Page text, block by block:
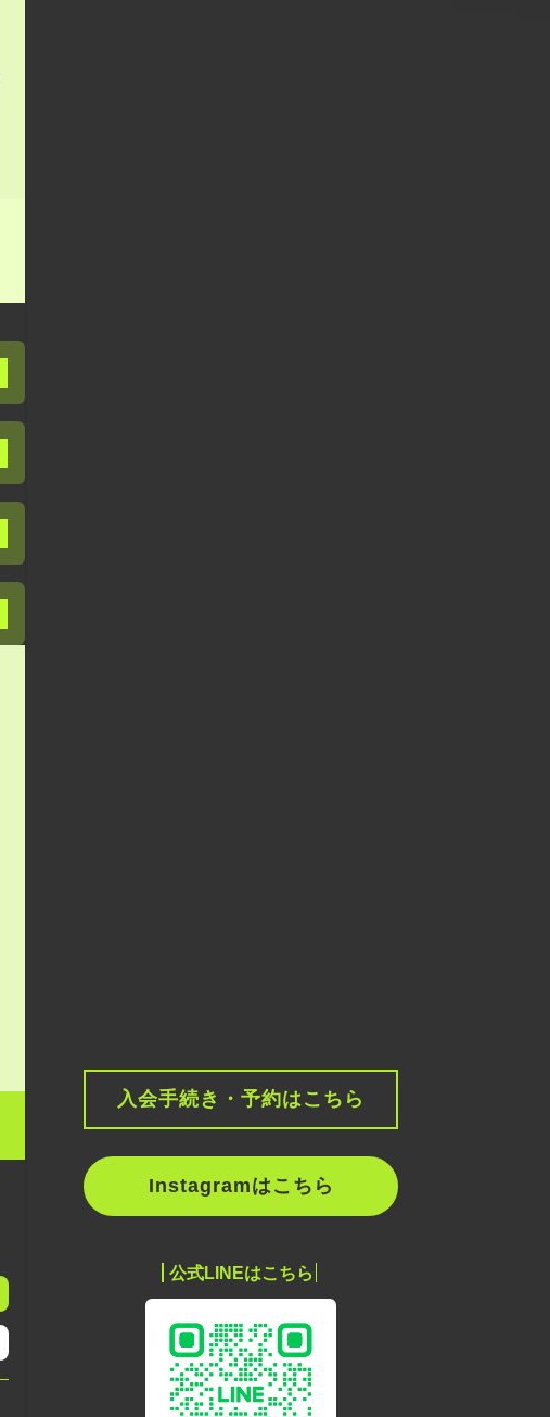
入会手続き・予約はこちら
Instagramはこちら
公式LINEはこちら